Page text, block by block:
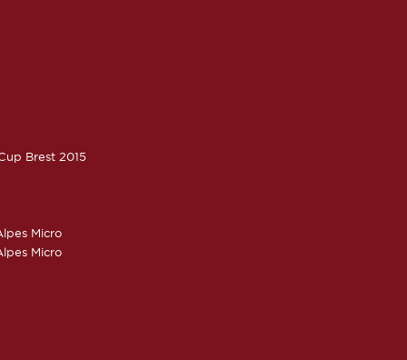
Brest 2015
Micro
Micro